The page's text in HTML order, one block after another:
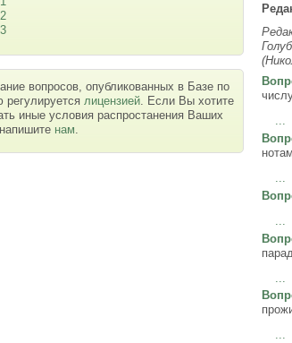
...
...
вопросов, опубликованных в Базе по
регулируетсялицензией. Если Вы хотите
иные условия распростанения Ваших
нам.